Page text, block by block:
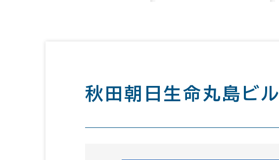
秋田朝日生命丸島ビル